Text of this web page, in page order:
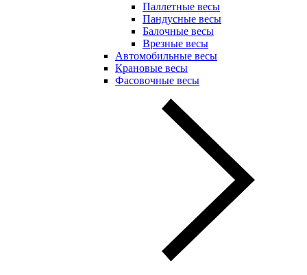
Паллетные весы
Пандусные весы
Балочные весы
Врезные весы
Автомобильные весы
Крановые весы
Фасовочные весы